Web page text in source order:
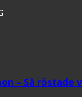
– Så röstade